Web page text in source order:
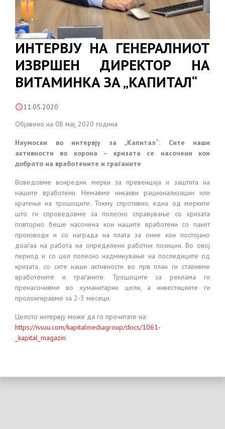
ИНТЕРВЈУ НА ГЕНЕРАЛНИОТ
ИЗВРШЕН ДИРЕКТОР НА
ВИТАМИНКА ЗА „КАПИТАЛ“
11.05.2020
Објавено на 08 мај, 2020 година
Наумоски во интервју за „Капитал“: Сите наши
активности во корона – кризата се насочени кон
доброто на вработените и граѓаните
Воведовме вонредни мерки за превенција и заштита на
нашите вработени. Немавме никакви рационализации или
кратење на трошоците. Токму спротивно, една од мерките
што ги спроведовме за полесно справување со кризата
повторно беше насочена кон нашите вработени со пакет
производи и со награда на плата за оние кои постојано
доаѓаа на работа на определени работни позиции. Во овој
период и со цел полесно надминување на последиците од
кризата, со сите наши активности во прв план ги ставивме
вработените и граѓаните. Трошоците за реклама ги
пренасочивме во хуманитарни цели, а инвестициите ги
пролонгиравме за 2-3 месеци.
Целото интервју може да го прочитате на:
https://issuu.com/kapitalmediagroup/docs/1061-
_kapital_magazin